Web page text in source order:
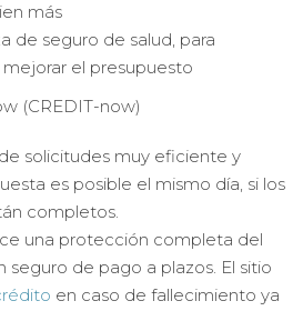
más
de seguro de salud, para
el presupuesto
(CREDIT-now)
solicitudes muy eficiente y
es posible el mismo día, si los
completos.
una protección completa del
seguro de pago a plazos. El sitio
en caso de fallecimiento ya